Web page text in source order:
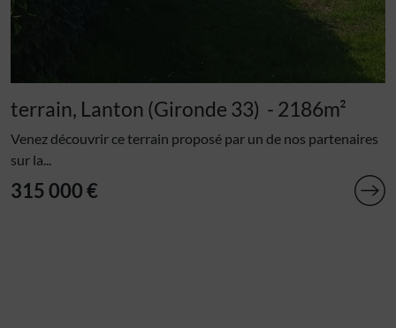
terrain, Lanton (Gironde 33) - 2186m²
Venez découvrir ce terrain proposé par un de nos partenaires
sur la...
315 000 €